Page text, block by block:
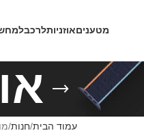
מטעניםאוזניותלרכב
עמוד הבית חנות